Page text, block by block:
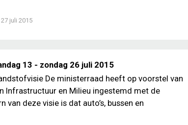
27 juli 2015
13 - zondag 26 juli 2015
De ministerraad heeft op voorstel van
Infrastructuur en Milieu ingestemd met de
van deze visie is dat auto’s, bussen en